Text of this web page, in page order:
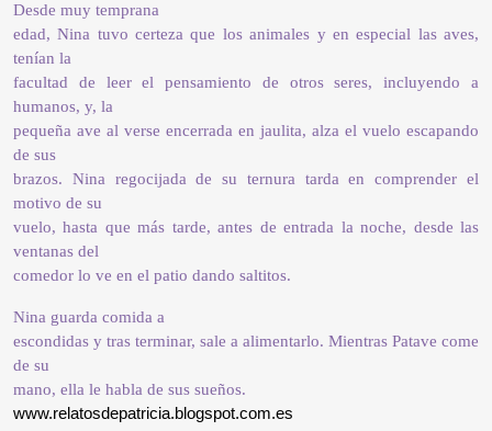
Desde muy temprana
edad, Nina tuvo certeza que los animales y en especial las aves,
tenían la
facultad de leer el pensamiento de otros seres, incluyendo a
humanos, y, la
pequeña ave al verse encerrada en jaulita, alza el vuelo escapando
de sus
brazos. Nina regocijada de su ternura tarda en comprender el
motivo de su
vuelo, hasta que más tarde, antes de entrada la noche, desde las
ventanas del
comedor lo ve en el patio dando saltitos.
Nina guarda comida a
escondidas y tras terminar, sale a alimentarlo. Mientras Patave come
de su
mano, ella le habla de sus sueños.
www.relatosdepatricia.blogspot.com.es